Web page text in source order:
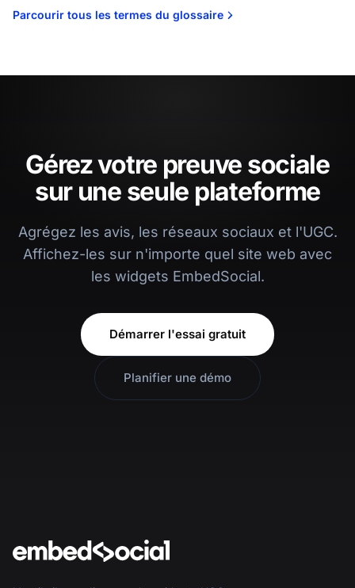
Parcourir tous les termes du glossaire
Gérez votre preuve sociale
sur une seule plateforme
Agrégez les avis, les réseaux sociaux et l'UGC.
Affichez-les sur n'importe quel site web avec
les widgets EmbedSocial.
Démarrer l'essai gratuit
Planifier une démo